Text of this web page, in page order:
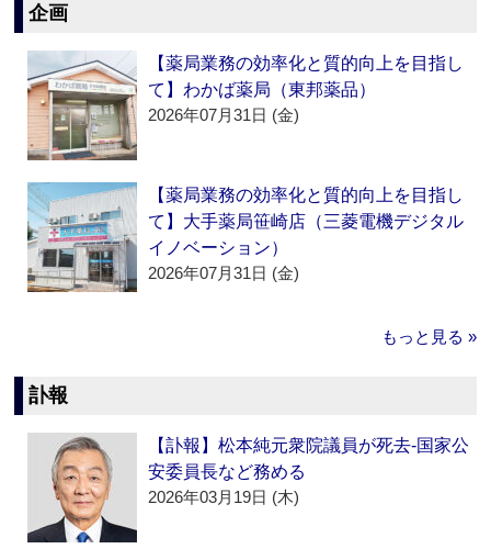
企画
【薬局業務の効率化と質的向上を目指し
て】わかば薬局（東邦薬品）
2026年07月31日 (金)
【薬局業務の効率化と質的向上を目指し
て】大手薬局笹崎店（三菱電機デジタル
イノベーション）
2026年07月31日 (金)
もっと見る »
訃報
【訃報】松本純元衆院議員が死去‐国家公
安委員長など務める
2026年03月19日 (木)